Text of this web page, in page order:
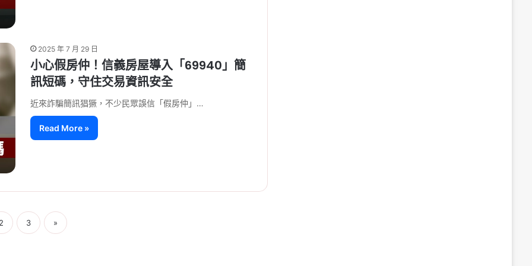
2025 年 7 月 29 日
小心假房仲！信義房屋導入「69940」簡
訊短碼，守住交易資訊安全
近來詐騙簡訊猖獗，不少民眾誤信「假房仲」…
Read More »
3 »